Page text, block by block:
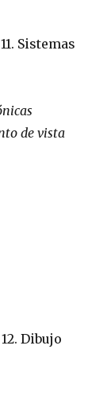
Sistemas
de vista
Dibujo